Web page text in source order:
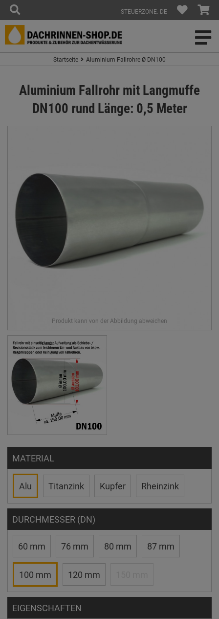
STEUERZONE: DE
Startseite Aluminium Fallrohre Ø DN100
Aluminium Fallrohr mit Langmuffe
DN100 rund Länge: 0,5 Meter
MATERIAL
Alu Titanzink Kupfer Rheinzink
DURCHMESSER (DN)
60 mm 76 mm 80 mm 87 mm
100 mm 120 mm
EIGENSCHAFTEN